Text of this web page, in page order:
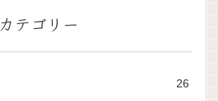
カテゴリー
26